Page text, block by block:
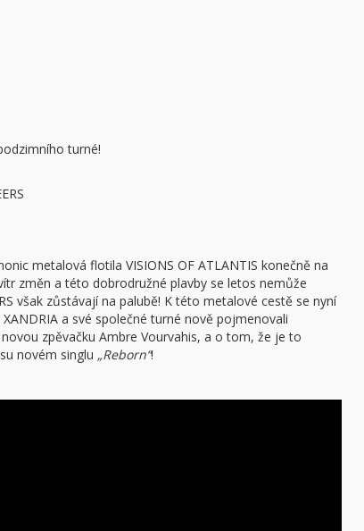
turné!
metalová flotila VISIONS OF ATLANTIS konečně na
změn a této dobrodružné plavby se letos nemůže
však zůstávají na palubě! K této metalové cestě se nyní
a své společné turné nově pojmenovali
zpěvačku Ambre Vourvahis, a o tom, že je to
novém singlu „Reborn“!